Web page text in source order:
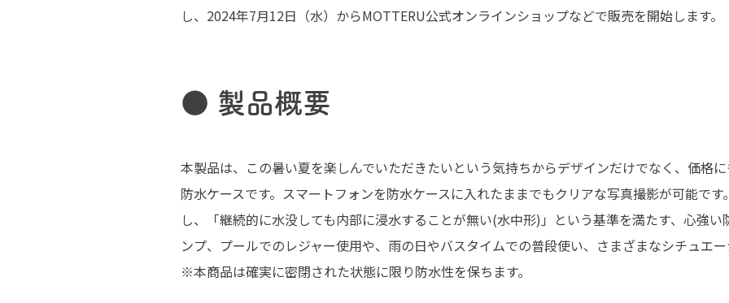
し、2024年7月12日（水）からMOTTERU公式オンラインショップなどで販売を開始します。
● 製品概要
本製品は、この暑い夏を楽しんでいただきたいという気持ちからデザインだけでなく、価格
防水ケースです。スマートフォンを防水ケースに入れたままでもクリアな写真撮影が可能で
し、「継続的に水没しても内部に浸水することが無い(水中形)」という基準を満たす、心強
ンプ、プールでのレジャー使用や、雨の日やバスタイムでの普段使い、さまざまなシチュエ
※本商品は確実に密閉された状態に限り防水性を保ちます。